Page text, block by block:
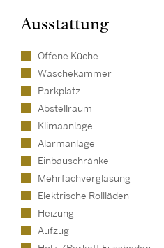
Ausstattung
Offene Küche
Wäschekammer
Parkplatz
Abstellraum
Klimaanlage
Alarmanlage
Einbauschränke
Mehrfachverglasung
Elektrische Rollläden
Heizung
Aufzug